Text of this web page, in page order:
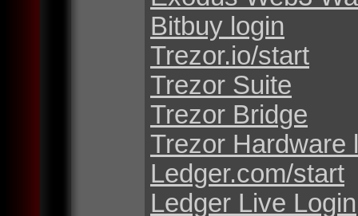
Bitbuy login
Trezor.io/start
Trezor Suite
Trezor Bridge
Trezor Hardware
Ledger.com/start
Ledger Live Login